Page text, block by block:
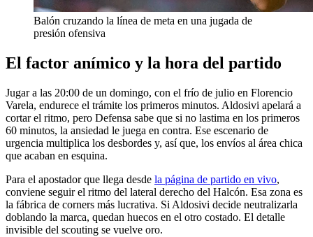
Balón cruzando la línea de meta en una jugada de
presión ofensiva
El factor anímico y la hora del partido
Jugar a las 20:00 de un domingo, con el frío de julio en Florencio
Varela, endurece el trámite los primeros minutos. Aldosivi apelará a
cortar el ritmo, pero Defensa sabe que si no lastima en los primeros
60 minutos, la ansiedad le juega en contra. Ese escenario de
urgencia multiplica los desbordes y, así que, los envíos al área chica
que acaban en esquina.
Para el apostador que llega desde la página de partido en vivo,
conviene seguir el ritmo del lateral derecho del Halcón. Esa zona es
la fábrica de corners más lucrativa. Si Aldosivi decide neutralizarla
doblando la marca, quedan huecos en el otro costado. El detalle
invisible del scouting se vuelve oro.